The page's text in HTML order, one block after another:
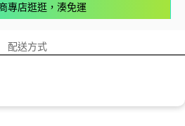
專店逛逛，湊免運
配送方式